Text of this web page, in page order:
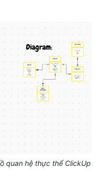
quan hệ thực thể ClickUp